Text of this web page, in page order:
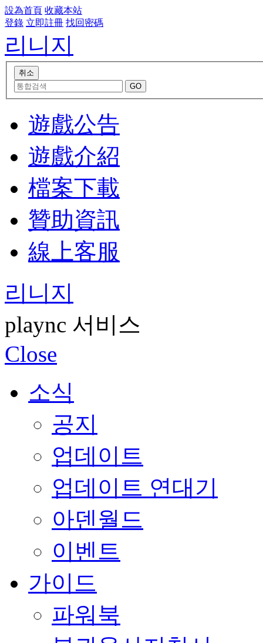
設為首頁 收藏本站
登錄 立即註冊 找回密碼
리니지
遊戲公告
遊戲介紹
檔案下載
贊助資訊
線上客服
리니지
plaync 서비스
Close
소식
공지
업데이트
업데이트 연대기
아덴월드
이벤트
가이드
파워북